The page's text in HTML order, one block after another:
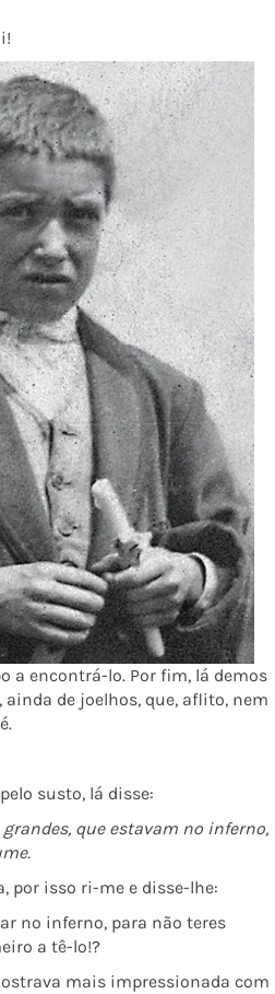
a encontrá-lo. Por fim, lá demos
ainda de joelhos, que, aflito, nem
susto, lá disse:
que estavam no inferno,
por isso ri-me e disse-lhe:
no inferno, para não teres
a tê-lo!?
mais impressionada com